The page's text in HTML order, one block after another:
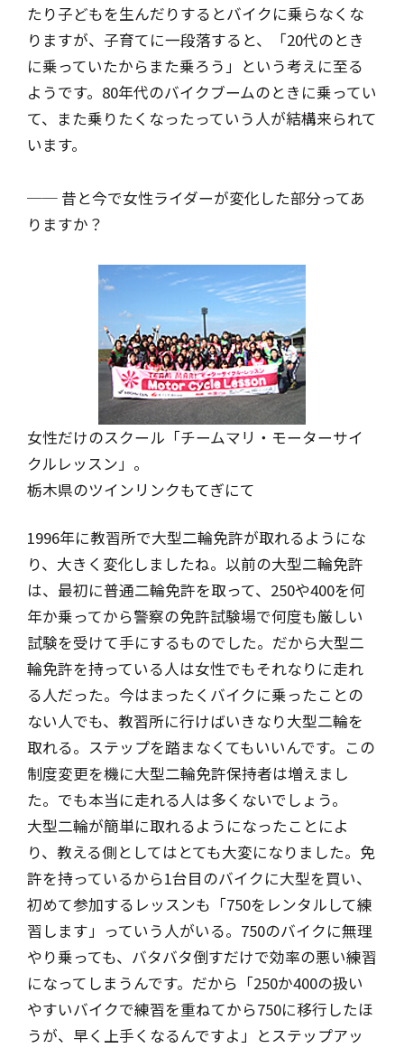
たり子どもを生んだりするとバイクに乗らなくな
りますが、子育てに一段落すると、「20代のとき
に乗っていたからまた乗ろう」という考えに至る
ようです。80年代のバイクブームのときに乗ってい
て、また乗りたくなったっていう人が結構来られて
います。
── 昔と今で女性ライダーが変化した部分ってあ
りますか？
女性だけのスクール「チームマリ・モーターサイ
クルレッスン」。
栃木県のツインリンクもてぎにて
1996年に教習所で大型二輪免許が取れるようにな
り、大きく変化しましたね。以前の大型二輪免許
は、最初に普通二輪免許を取って、250や400を何
年か乗ってから警察の免許試験場で何度も厳しい
試験を受けて手にするものでした。だから大型二
輪免許を持っている人は女性でもそれなりに走れ
る人だった。今はまったくバイクに乗ったことの
ない人でも、教習所に行けばいきなり大型二輪を
取れる。ステップを踏まなくてもいいんです。この
制度変更を機に大型二輪免許保持者は増えまし
た。でも本当に走れる人は多くないでしょう。
大型二輪が簡単に取れるようになったことによ
り、教える側としてはとても大変になりました。免
許を持っているから1台目のバイクに大型を買い、
初めて参加するレッスンも「750をレンタルして練
習します」っていう人がいる。750のバイクに無理
やり乗っても、バタバタ倒すだけで効率の悪い練習
になってしまうんです。だから「250か400の扱い
やすいバイクで練習を重ねてから750に移行したほ
うが、早く上手くなるんですよ」とステップアッ